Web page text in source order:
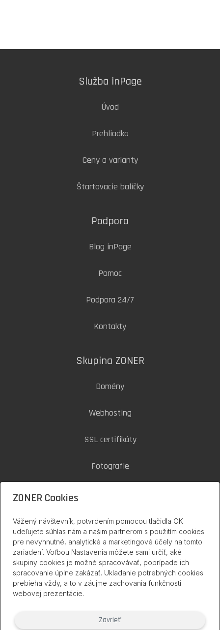
Služba inPage
Úvod
Prehliadka
Ceny a varianty
Štartovacie balíčky
Podpora
Blog inPage
Pomoc
Podpora 24/7
Kontakty
Skupina ZONER
Domény
Webhosting
SSL certifikáty
Fotografie
inPage na internete
ZONER Cookies
Vážený návštevník, potvrdením pomocou tlačidla OK
udeľujete súhlas nám a našim partnerom s použitím cookies
pre nevyhnutné, analytické a marketingové účely na tomto
zariadení. Voľbou Nastavenia môžete sami určiť, aké
skupiny cookies je možné spracovávať, poprípade ich
spracovanie úplne zakázať. Ukladanie potrebných cookies
prebieha vždy, a to v záujme zachovania funkčnosti
webovej prezentácie.
Zavrieť